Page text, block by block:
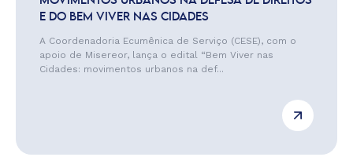
E DO BEM VIVER NAS CIDADES
A Coordenadoria Ecumênica de Serviço (CESE), com o
apoio de Misereor, lança o edital “Bem Viver nas
Cidades: movimentos urbanos na def...